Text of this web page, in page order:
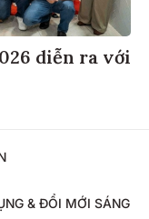
diễn ra với
& ĐỔI MỚI SÁNG